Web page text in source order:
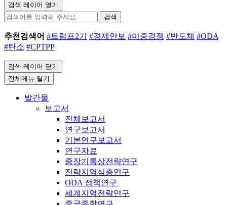
검색 레이어 열기
검색
추천검색어 #트럼프2기 #경제안보 #미중경쟁 #반도체 #ODA
#탄소 #CPTPP
검색 레이어 닫기
전체메뉴 열기
발간물
보고서
전체보고서
연구보고서
기본연구보고서
연구자료
중장기통상전략연구
전략지역심층연구
ODA 정책연구
세계지역전략연구